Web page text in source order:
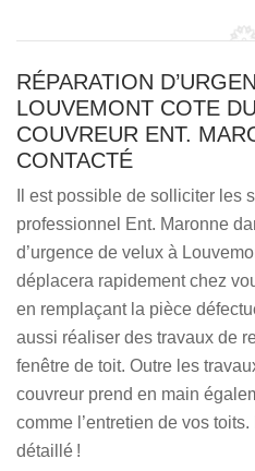
RÉPARATION
LOUVEMONT COTE
COUVREUR ENT.
CONTACTÉ
Il est possible de solliciter les
professionnel Ent. Maronne
d’urgence de velux à
déplacera rapidement chez
en remplaçant la pièce
aussi réaliser des travaux de
fenêtre de toit. Outre les
couvreur prend en main
comme l’entretien de vos
détaillé !